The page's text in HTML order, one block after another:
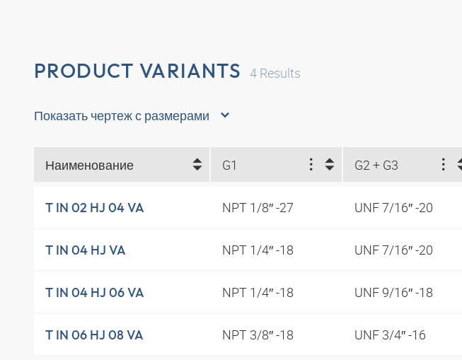
PRODUCT VARIANTS 4 Results
Показать чертеж с размерами
Наименование G1 G2 + G3
T IN 02 HJ 04 VA NPT 1/8″ -27 UNF 7/16″ -20
T IN 04 HJ VA NPT 1/4″ -18 UNF 7/16″ -20
T IN 04 HJ 06 VA NPT 1/4″ -18 UNF 9/16″ -18
T IN 06 HJ 08 VA NPT 3/8″ -18 UNF 3/4″ -16